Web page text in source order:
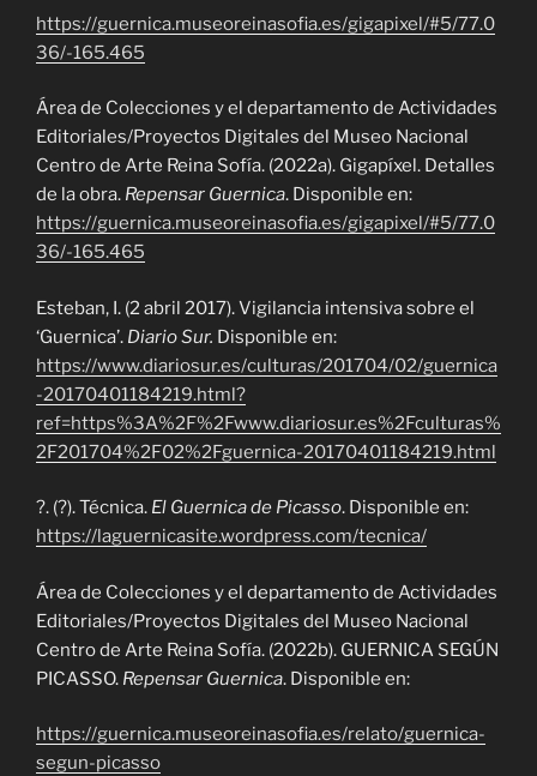
https://guernica.museoreinasofia.es/gigapixel/#5/77.0
36/-165.465
Área de Colecciones y el departamento de Actividades
Editoriales/Proyectos Digitales del Museo Nacional
Centro de Arte Reina Sofía. (2022a). Gigapíxel. Detalles
de la obra. Repensar Guernica. Disponible en:
https://guernica.museoreinasofia.es/gigapixel/#5/77.0
36/-165.465
Esteban, I. (2 abril 2017). Vigilancia intensiva sobre el
‘Guernica’. Diario Sur. Disponible en:
https://www.diariosur.es/culturas/201704/02/guernica
-20170401184219.html?
ref=https%3A%2F%2Fwww.diariosur.es%2Fculturas%
2F201704%2F02%2Fguernica-20170401184219.html
?. (?). Técnica. El Guernica de Picasso. Disponible en:
https://laguernicasite.wordpress.com/tecnica/
Área de Colecciones y el departamento de Actividades
Editoriales/Proyectos Digitales del Museo Nacional
Centro de Arte Reina Sofía. (2022b). GUERNICA SEGÚN
PICASSO. Repensar Guernica. Disponible en:
https://guernica.museoreinasofia.es/relato/guernica-
segun-picasso